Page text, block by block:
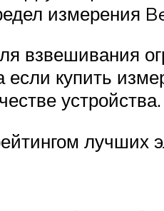
измерения
взвешивания
если купить
устройства.
лучших